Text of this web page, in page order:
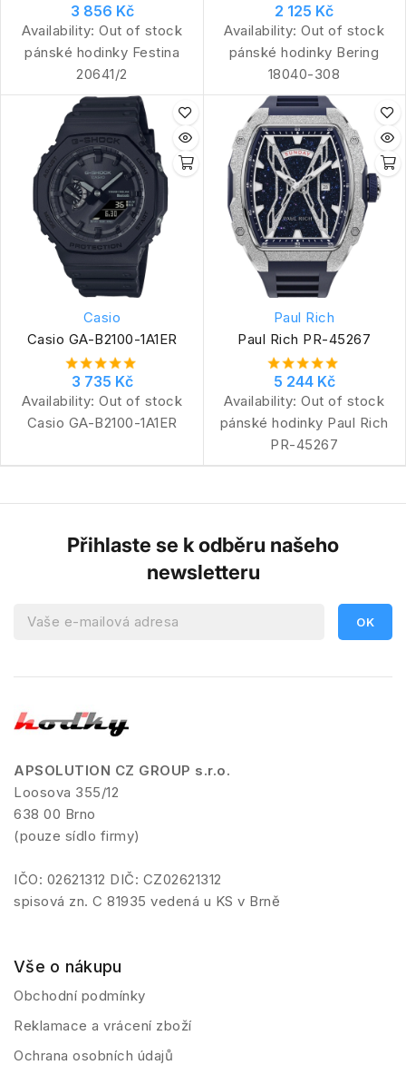
3 856 Kč
Availability: Out of stock
pánské hodinky Festina
20641/2
2 125 Kč
Availability: Out of stock
pánské hodinky Bering
18040-308
Casio
Casio GA-B2100-1A1ER
3 735 Kč
Availability: Out of stock
Casio GA-B2100-1A1ER
Paul Rich
Paul Rich PR-45267
5 244 Kč
Availability: Out of stock
pánské hodinky Paul Rich
PR-45267
Přihlaste se k odběru našeho
newsletteru
APSOLUTION CZ GROUP s.r.o.
Loosova 355/12
638 00 Brno
(pouze sídlo firmy)
IČO: 02621312 DIČ: CZ02621312
spisová zn. C 81935 vedená u KS v Brně
Vše o nákupu
Obchodní podmínky
Reklamace a vrácení zboží
Ochrana osobních údajů